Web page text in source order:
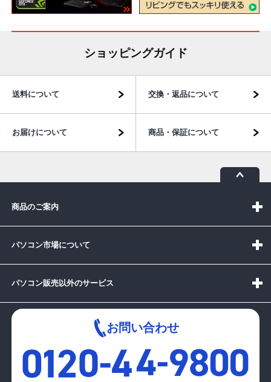
ショッピングガイド
送料について 交換・返品について
お届けについて 商品・保証について
商品のご案内
パソコン市場について
パソコン販売以外のサービス
お問い合わせ